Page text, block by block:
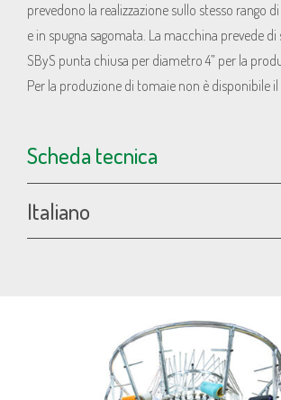
prevedono la realizzazione sullo stesso rango
e in spugna sagomata. La macchina prevede
SByS punta chiusa per diametro 4” per la
Per la produzione di tomaie non è disponibile
Scheda tecnica
Italiano